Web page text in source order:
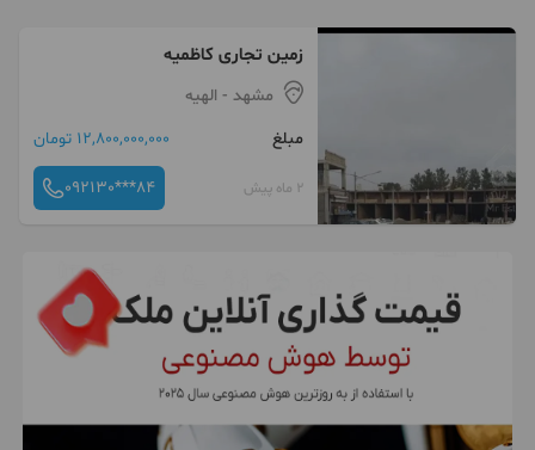
زمین تجاری کاظمیه
مشهد - الهیه
مبلغ
12,800,000,000 تومان
2 ماه پیش 092130***84